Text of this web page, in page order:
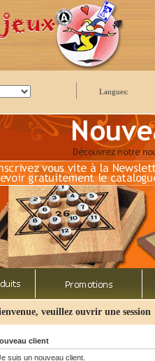
Langues:
veuillez ouvrir une session
client
suis un nouveau client.